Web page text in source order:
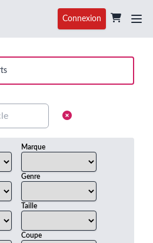
Connexion
Marque
Genre
Taille
Coupe